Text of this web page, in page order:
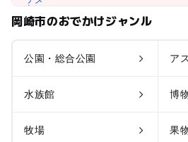
岡崎市のおでかけジャンル
公園・総合公園 ア
水族館 博
牧場 果